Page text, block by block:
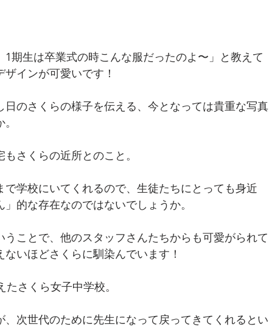
1期生は卒業式の時こんな服だったのよ〜」と教えて
インが可愛いです！
日のさくらの様子を伝える、今となっては貴重な写真
さくらの近所とのこと。
学校にいてくれるので、生徒たちにとっても身近
的な存在なのではないでしょうか。
ことで、他のスタッフさんたちからも可愛がられて
いほどさくらに馴染んでいます！
さくら女子中学校。
、次世代のために先生になって戻ってきてくれるとい